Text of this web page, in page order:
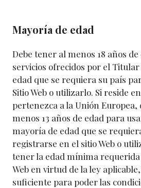
Mayoría de edad
Debe tener al menos 18 años
servicios ofrecidos por el
edad que se requiera su país
Sitio Web o utilizarlo. Si reside
pertenezca a la Unión Europea,
menos 13 años de edad para
mayoría de edad que se
registrarse en el sitio Web o
tener la edad mínima
Web en virtud de la ley
suficiente para poder las